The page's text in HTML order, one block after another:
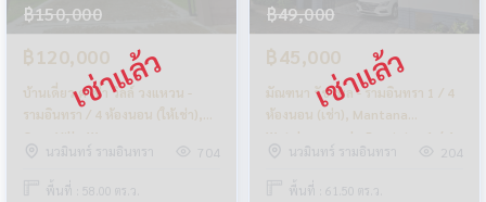
฿150,000
฿120,000
บ้านเดี่ยว คาซ่า วิลล์ วงแหวน -
รามอินทรา / 4 ห้องนอน (ให้เช่า),
Casa Ville Wongwaen -
Ramintra / Detached House 4
Bedrooms (FOR RENT) TAN745
นวมินทร์ รามอินทรา 704
พื้นที่ : 58.00 ตร.ว.
฿49,000
฿45,000
มัณฑนา วัชรพล - รามอินทรา 1 / 4
ห้องนอน (เช่า), Mantana
Watcharaopol - Ramintra 1 / 4
Bedrooms (FOR RENT) TAN868
นวมินทร์ รามอินทรา 204
พื้นที่ : 61.50 ตร.ว.